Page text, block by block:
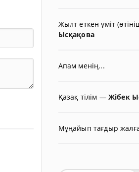
Жылт еткен үміт
Ысқақова
Апам менің...
Қазақ тілім — Жібек
Мұңайып тағдыр